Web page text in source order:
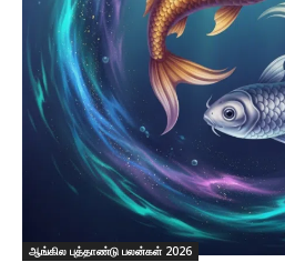
ஆங்கில புத்தாண்டு பலன்கள் 2026